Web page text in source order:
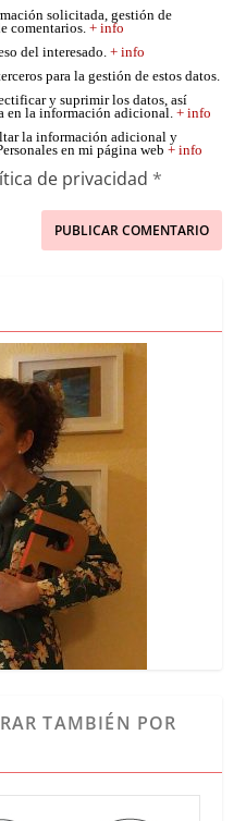
solicitada, gestión de
comentarios.+ info
del interesado.+ info
para la gestión de estos datos.
y suprimir los datos, así
en la información adicional.+ info
la información adicional y
en mi página web+ info
de privacidad *
TAMBIÉN POR